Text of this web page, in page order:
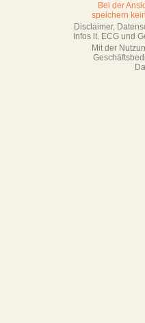
Bei der
speichern
Disclaimer,
Infos lt. ECG und
Mit der